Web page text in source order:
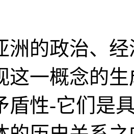
洲的政治、
这一概念的
盾性-它们是